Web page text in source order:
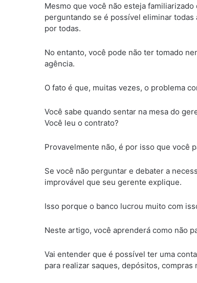
Mesmo que você não esteja
perguntando se é possível eliminar todas
por todas.
No entanto, você pode não ter tomado
agência.
O fato é que, muitas vezes, o problema
Você sabe quando sentar na mesa do
Você leu o contrato?
Provavelmente não, é por isso que você
Se você não perguntar e debater a
improvável que seu gerente explique.
Isso porque o banco lucrou muito com
Neste artigo, você aprenderá como não
Vai entender que é possível ter uma
para realizar saques, depósitos,